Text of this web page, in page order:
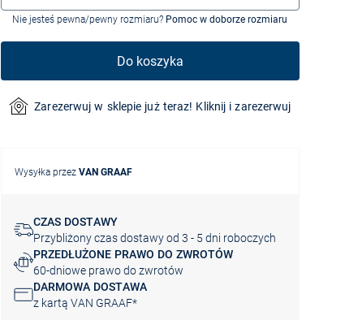
Nie jesteś pewna/pewny rozmiaru? Pomoc w doborze rozmiaru
Do koszyka
Zarezerwuj w sklepie już teraz! Kliknij i zarezerwuj
Wysyłka przez VAN GRAAF
CZAS DOSTAWY
Przybliżony czas dostawy od 3 - 5 dni roboczych
PRZEDŁUŻONE PRAWO DO ZWROTÓW
60-dniowe prawo do zwrotów
DARMOWA DOSTAWA
z kartą VAN GRAAF*